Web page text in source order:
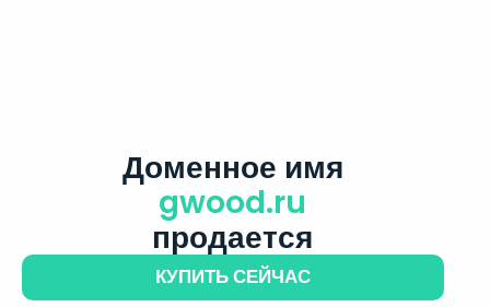
Доменное имя
gwood.ru
продается
КУПИТЬ СЕЙЧАС